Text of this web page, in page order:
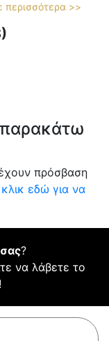
περισσότερα >>
παρακάτω
πρόσβαση
εδώ για να
?
να λάβετε το